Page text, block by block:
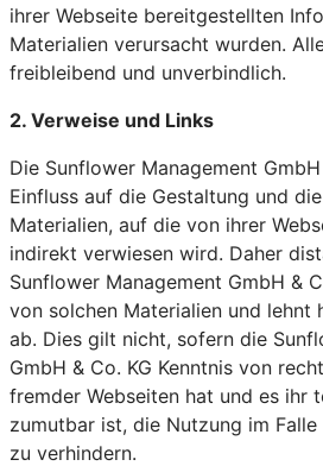
ihrer Webseite bereitgestellten
Materialien verursacht wurden.
freibleibend und unverbindlich.
2. Verweise und Links
Die Sunflower Management
Einfluss auf die Gestaltung und
Materialien, auf die von ihrer
indirekt verwiesen wird. Daher
Sunflower Management GmbH &
von solchen Materialien und lehnt
ab. Dies gilt nicht, sofern die
GmbH & Co. KG Kenntnis von
fremder Webseiten hat und es ihr
zumutbar ist, die Nutzung im
zu verhindern.